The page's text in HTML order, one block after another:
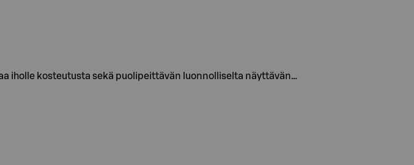
iholle kosteutusta sekä puolipeittävän luonnolliselta näyttävän…